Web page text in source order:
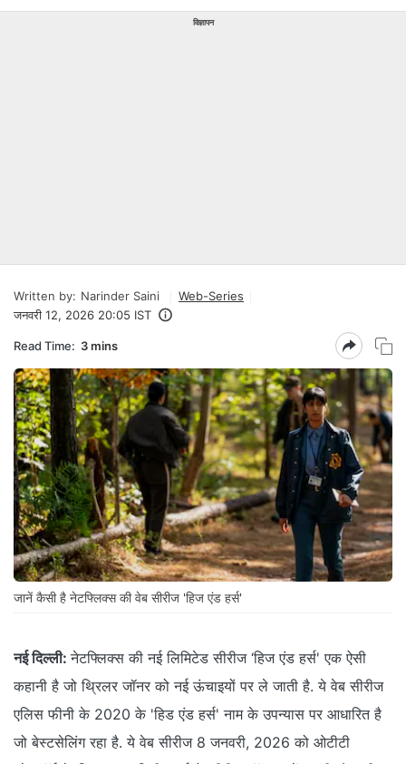
विज्ञापन
Written by: Narinder Saini
Web-Series
जनवरी 12, 2026 20:05 IST
Read Time: 3 mins
जानें कैसी है नेटफ्लिक्स की वेब सीरीज 'हिज एंड हर्स'
नई दिल्ली: नेटफ्लिक्स की नई लिमिटेड सीरीज ‘हिज एंड हर्स' एक ऐसी
कहानी है जो थ्रिलर जॉनर को नई ऊंचाइयों पर ले जाती है. ये वेब सीरीज
एलिस फीनी के 2020 के 'हिड एंड हर्स' नाम के उपन्यास पर आधारित है
जो बेस्टसेलिंग रहा है. ये वेब सीरीज 8 जनवरी, 2026 को ओटीटी